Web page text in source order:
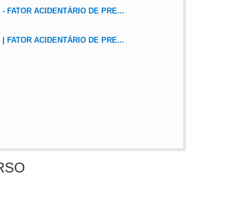
- FATOR ACIDENTÁRIO DE PRE...
| FATOR ACIDENTÁRIO DE PRE...